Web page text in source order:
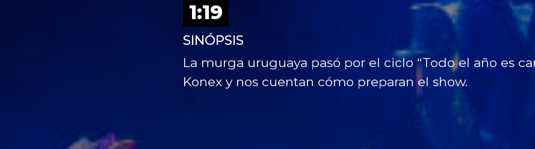
1:19
SINÓPSIS
La murga uruguaya pasó por el ciclo “Todo el año es
Konex y nos cuentan cómo preparan el show.